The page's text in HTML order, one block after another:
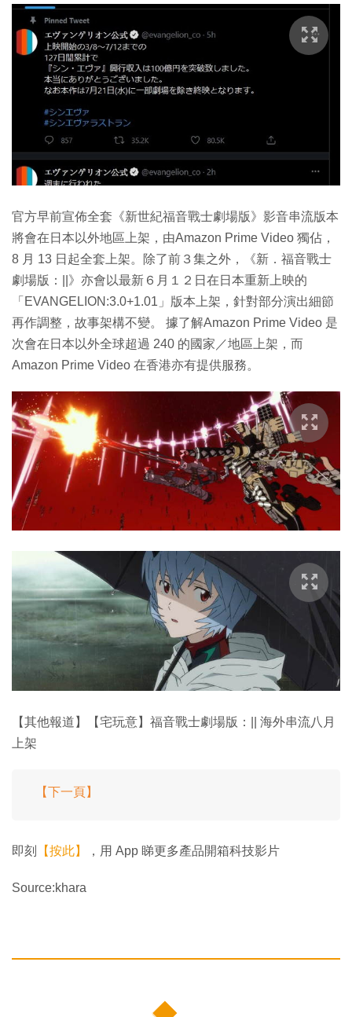
官方早前宣佈全套《新世紀福音戰士劇場版》影音串流版本
將會在日本以外地區上架，由Amazon Prime Video 獨佔，
8 月 13 日起全套上架。除了前３集之外，《新．福音戰士
劇場版：||》亦會以最新６月１２日在日本重新上映的
「EVANGELION:3.0+1.01」版本上架，針對部分演出細節
再作調整，故事架構不變。 據了解Amazon Prime Video 是
次會在日本以外全球超過 240 的國家／地區上架，而
Amazon Prime Video 在香港亦有提供服務。
【其他報道】【宅玩意】福音戰士劇場版：|| 海外串流八月
上架
【下一頁】
即刻 【按此】 ，用 App 睇更多產品開箱科技影片
Source:khara